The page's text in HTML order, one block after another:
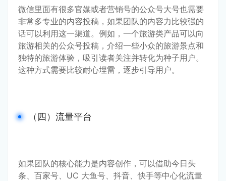
微信里面有很多官媒或者营销号的公众号大号也需要
非常多专业的内容投稿，如果团队的内容力比较强的
话可以利用这一渠道。例如，一个旅游类产品可以向
旅游相关的公众号投稿，介绍一些小众的旅游景点和
独特的旅游体验，吸引读者关注并转化为种子用户。
这种方式需要比较耐心埋雷，逐步引导用户。
（四）流量平台
如果团队的核心能力是内容创作，可以借助今日头
条、百家号、UC 大鱼号、抖音、快手等中心化流量